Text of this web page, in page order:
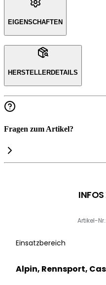
EIGENSCHAFTEN
HERSTELLERDETAILS
Fragen zum Artikel?
Artikel-
Einsatzbereich
Alpin, Rennsport,